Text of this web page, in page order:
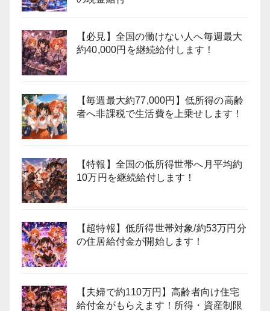
【必見】全国の働けない人へ毎週最大
約40,000円を継続給付します！
【毎週最大約77,000円】低所得の高齢
者へ非課税で生活費を上乗せします！
【特報】全国の低所得世帯へ月平均約
10万円を継続給付します！
【超特報】低所得世帯対象/約53万円分
の住居給付金が開始します！
【夫婦で約110万円】高齢者向け住宅
給付金がもらえます！所得・資産制限